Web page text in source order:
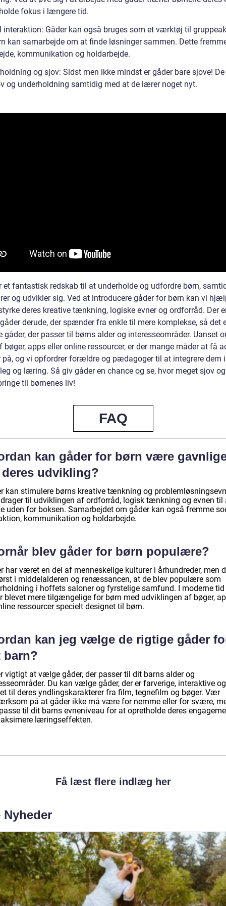
fokus i længere tid.
interaktion: Gåder kan også bruges som et værktøj til
kan samarbejde om at finde løsninger sammen. Dette
kommunikation og holdarbejde.
og sjov: Sidst men ikke mindst er gåder bare sjove!
og underholdning samtidig med at de lærer noget nyt.
et fantastisk redskab til at underholde og udfordre børn,
og udvikler sig. Ved at introducere gåder for børn kan vi
deres kreative tænkning, logiske evner og ordforråd. Der
derude, der spænder fra enkle til mere komplekse, så det
der passer til børns alder og interesseområder. Uanset
bøger, apps eller online ressourcer, er der mange måder at få
på, og vi opfordrer forældre og pædagoger til at integrere dem
og læring. Så giv gåder en chance og se, hvor meget sjov
til børnenes liv!
FAQ
kan gåder for børn være
udvikling?
kan stimulere børns kreative tænkning og
til udviklingen af ordforråd, logisk tænkning og evnen til
uden for boksen. Samarbejdet om gåder kan også fremme
kommunikation og holdarbejde.
blev gåder for børn populære?
har været en del af menneskelige kulturer i århundreder, men
i middelalderen og renæssancen, at de blev populære som
i hoffets saloner og fyrstelige samfund. I moderne tid
blevet mere tilgængelige for børn med udviklingen af bøger,
ressourcer specielt designet til børn.
kan jeg vælge de rigtige gåder
barn?
vigtigt at vælge gåder, der passer til dit barns alder og
Du kan vælge gåder, der er farverige, interaktive og
til deres yndlingskarakterer fra film, tegnefilm og bøger. Vær
på at gåder ikke må være for nemme eller for svære,
til dit barns evneniveau for at opretholde deres
læringseffekten.
Få læst flere indlæg her
Nyheder